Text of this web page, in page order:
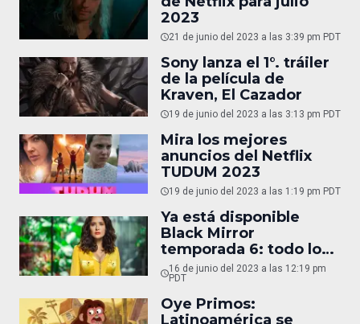
2023
21 de junio del 2023 a las 3:39 pm PDT
Sony lanza el 1°. tráiler
de la película de
Kraven, El Cazador
19 de junio del 2023 a las 3:13 pm PDT
Mira los mejores
anuncios del Netflix
TUDUM 2023
19 de junio del 2023 a las 1:19 pm PDT
Ya está disponible
Black Mirror
temporada 6: todo lo
que necesitas saber
16 de junio del 2023 a las 12:19 pm
PDT
Oye Primos:
Latinoamérica se